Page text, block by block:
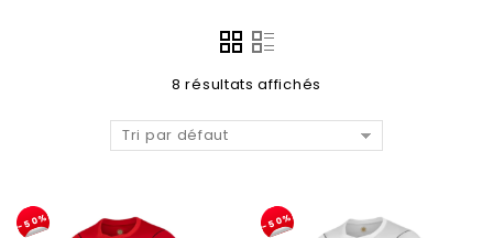
8 résultats affichés
Tri par défaut
-50% -50%